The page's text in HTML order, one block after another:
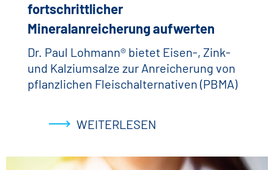
fortschrittlicher
Mineralanreicherung aufwerten
Dr. Paul Lohmann® bietet Eisen-, Zink-
und Kalziumsalze zur Anreicherung von
pflanzlichen Fleischalternativen (PBMA)
WEITERLESEN